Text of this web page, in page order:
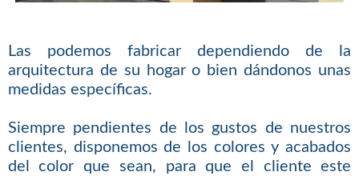
Las podemos fabricar dependiendo de la
arquitectura de su hogar o bien dándonos unas
medidas específicas.
Siempre pendientes de los gustos de nuestros
clientes, disponemos de los colores y acabados
del color que sean, para que el cliente este